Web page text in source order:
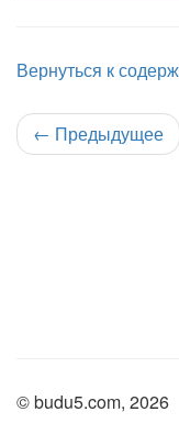
Вернуться к
← Предыдущее
© budu5.com, 2026